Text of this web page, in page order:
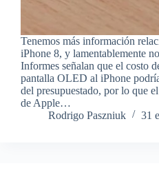
Tenemos más información
iPhone 8, y lamentablemente
Informes señalan que el costo
pantalla OLED al iPhone
del presupuestado, por lo que
de Apple…
Rodrigo Paszniuk
31